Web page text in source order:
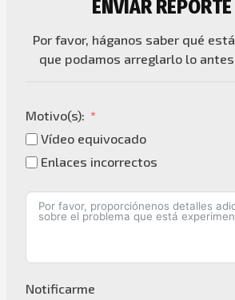
ENVIAR REPORTE
Por favor, háganos saber qué
que podamos arreglarlo lo antes
Motivo(s):
Vídeo equivocado
Enlaces incorrectos
Notificarme